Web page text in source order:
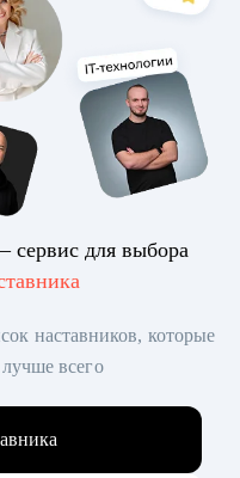
сервис для выбора
наставников, которые
всего